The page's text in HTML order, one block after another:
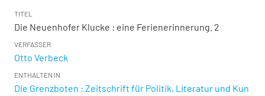
TITEL
Die Neuenhofer Klucke : eine Ferienerinnerung. 2
VERFASSER
Otto Verbeck
ENTHALTEN IN
Die Grenzboten : Zeitschrift für Politik, Literatur und Kun